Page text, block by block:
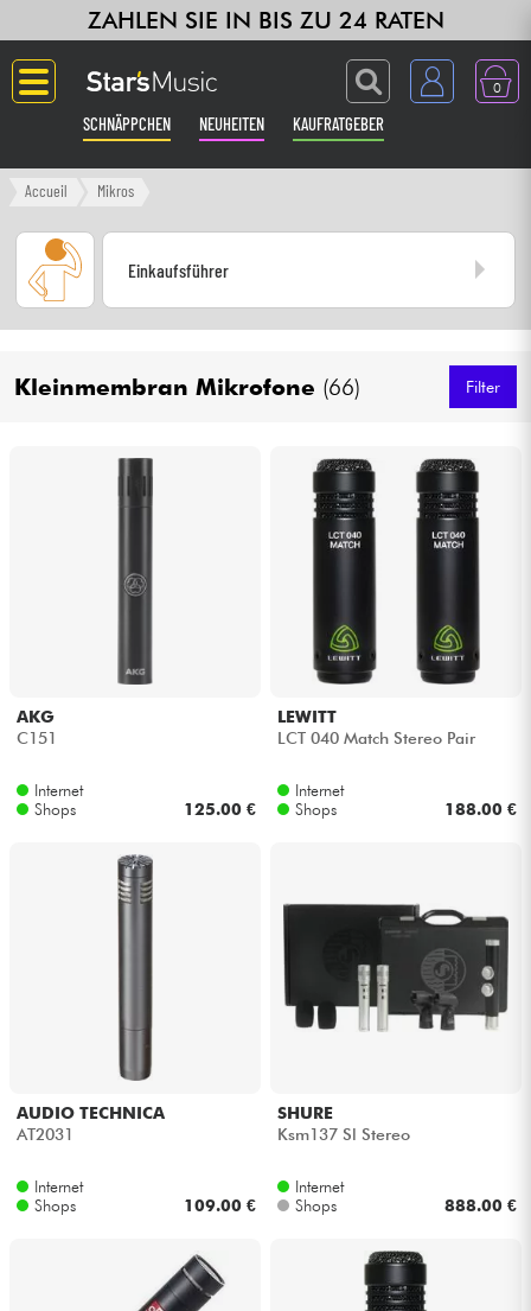
ZAHLEN SIE IN BIS ZU 24 RATEN
0
SCHNÄPPCHEN NEUHEITEN KAUFRATGEBER
Langue
Gitarre & Bass
Verstärker & Effekte
Studio
Drums
Kabel & Zubehöre
Sehen Sie sich unsere Marken an
Accueil Mikros
Einkaufsführer
Kleinmembran Mikrofone (66) Filter
AKG
C151
Internet
Shops
125.00 €
LEWITT
LCT 040 Match Stereo Pair
Internet
Shops
188.00 €
AUDIO TECHNICA
AT2031
Internet
Shops
109.00 €
SHURE
Ksm137 Sl Stereo
Internet
Shops
888.00 €